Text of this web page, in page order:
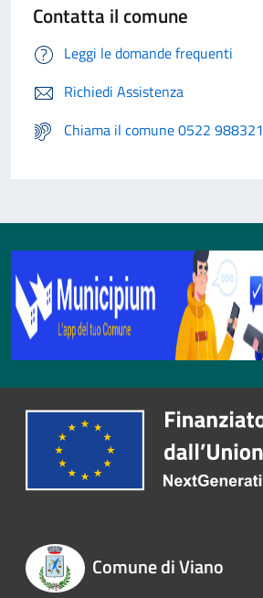
Contatta il comune
Leggi le domande frequenti
Richiedi Assistenza
Chiama il comune 0522 988321
Comune di Viano